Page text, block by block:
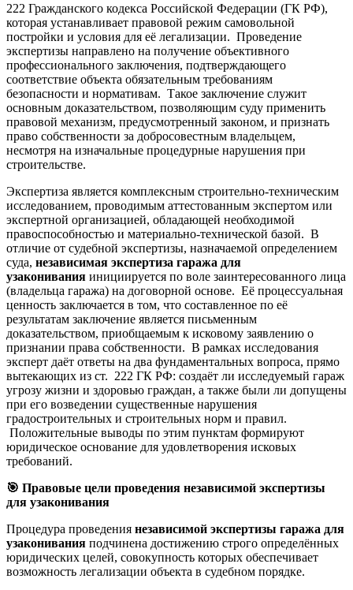
222 Гражданского кодекса Российской Федерации (ГК РФ),
которая устанавливает правовой режим самовольной
постройки и условия для её легализации. Проведение
экспертизы направлено на получение объективного
профессионального заключения, подтверждающего
соответствие объекта обязательным требованиям
безопасности и нормативам. Такое заключение служит
основным доказательством, позволяющим суду применить
правовой механизм, предусмотренный законом, и признать
право собственности за добросовестным владельцем,
несмотря на изначальные процедурные нарушения при
строительстве.
Экспертиза является комплексным строительно-техническим
исследованием, проводимым аттестованным экспертом или
экспертной организацией, обладающей необходимой
правоспособностью и материально-технической базой. В
отличие от судебной экспертизы, назначаемой определением
суда, независимая экспертиза гаража для
узаконивания инициируется по воле заинтересованного лица
(владельца гаража) на договорной основе. Её процессуальная
ценность заключается в том, что составленное по её
результатам заключение является письменным
доказательством, приобщаемым к исковому заявлению о
признании права собственности. В рамках исследования
эксперт даёт ответы на два фундаментальных вопроса, прямо
вытекающих из ст. 222 ГК РФ: создаёт ли исследуемый гараж
угрозу жизни и здоровью граждан, а также были ли допущены
при его возведении существенные нарушения
градостроительных и строительных норм и правил.
Положительные выводы по этим пунктам формируют
юридическое основание для удовлетворения исковых
требований.
🎯 Правовые цели проведения независимой экспертизы
для узаконивания
Процедура проведения независимой экспертизы гаража для
узаконивания подчинена достижению строго определённых
юридических целей, совокупность которых обеспечивает
возможность легализации объекта в судебном порядке.